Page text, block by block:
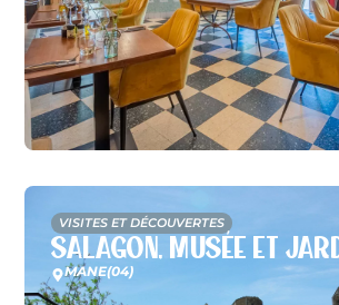
VISITES ET DÉCOUVERTES
Salagon, Musée et
MANE(04)